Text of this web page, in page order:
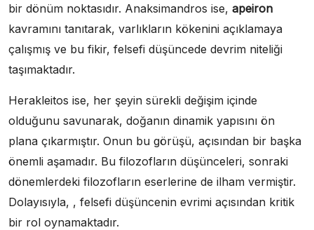
bir dönüm noktasıdır. Anaksimandros ise, apeiron
kavramını tanıtarak, varlıkların kökenini açıklamaya
çalışmış ve bu fikir, felsefi düşüncede devrim niteliği
taşımaktadır.
Herakleitos ise, her şeyin sürekli değişim içinde
olduğunu savunarak, doğanın dinamik yapısını ön
plana çıkarmıştır. Onun bu görüşü, açısından bir başka
önemli aşamadır. Bu filozofların düşünceleri, sonraki
dönemlerdeki filozofların eserlerine de ilham vermiştir.
Dolayısıyla, , felsefi düşüncenin evrimi açısından kritik
bir rol oynamaktadır.